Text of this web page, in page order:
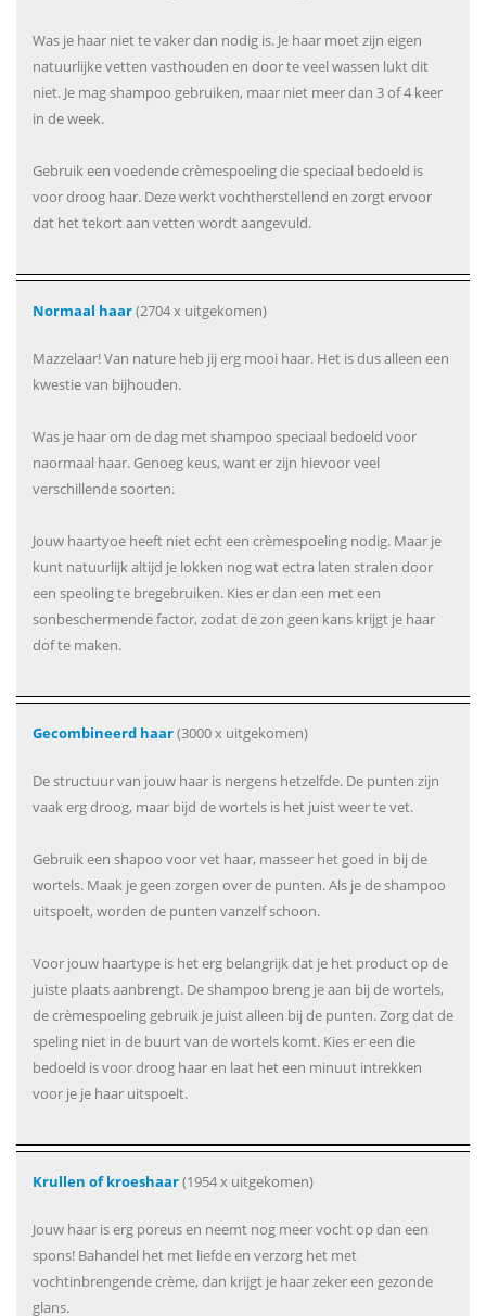
Was je haar niet te vaker dan nodig is. Je haar moet zijn eigen
natuurlijke vetten vasthouden en door te veel wassen lukt dit
niet. Je mag shampoo gebruiken, maar niet meer dan 3 of 4 keer
in de week.
Gebruik een voedende crèmespoeling die speciaal bedoeld is
voor droog haar. Deze werkt vochtherstellend en zorgt ervoor
dat het tekort aan vetten wordt aangevuld.
Normaal haar(2704 x uitgekomen)
Mazzelaar! Van nature heb jij erg mooi haar. Het is dus alleen een
kwestie van bijhouden.
Was je haar om de dag met shampoo speciaal bedoeld voor
naormaal haar. Genoeg keus, want er zijn hievoor veel
verschillende soorten.
Jouw haartyoe heeft niet echt een crèmespoeling nodig. Maar je
kunt natuurlijk altijd je lokken nog wat ectra laten stralen door
een speoling te bregebruiken. Kies er dan een met een
sonbeschermende factor, zodat de zon geen kans krijgt je haar
dof te maken.
Gecombineerd haar(3000 x uitgekomen)
De structuur van jouw haar is nergens hetzelfde. De punten zijn
vaak erg droog, maar bijd de wortels is het juist weer te vet.
Gebruik een shapoo voor vet haar, masseer het goed in bij de
wortels. Maak je geen zorgen over de punten. Als je de shampoo
uitspoelt, worden de punten vanzelf schoon.
Voor jouw haartype is het erg belangrijk dat je het product op de
juiste plaats aanbrengt. De shampoo breng je aan bij de wortels,
de crèmespoeling gebruik je juist alleen bij de punten. Zorg dat de
speling niet in de buurt van de wortels komt. Kies er een die
bedoeld is voor droog haar en laat het een minuut intrekken
voor je je haar uitspoelt.
Krullen of kroeshaar(1954 x uitgekomen)
Jouw haar is erg poreus en neemt nog meer vocht op dan een
spons! Bahandel het met liefde en verzorg het met
vochtinbrengende crème, dan krijgt je haar zeker een gezonde
glans.